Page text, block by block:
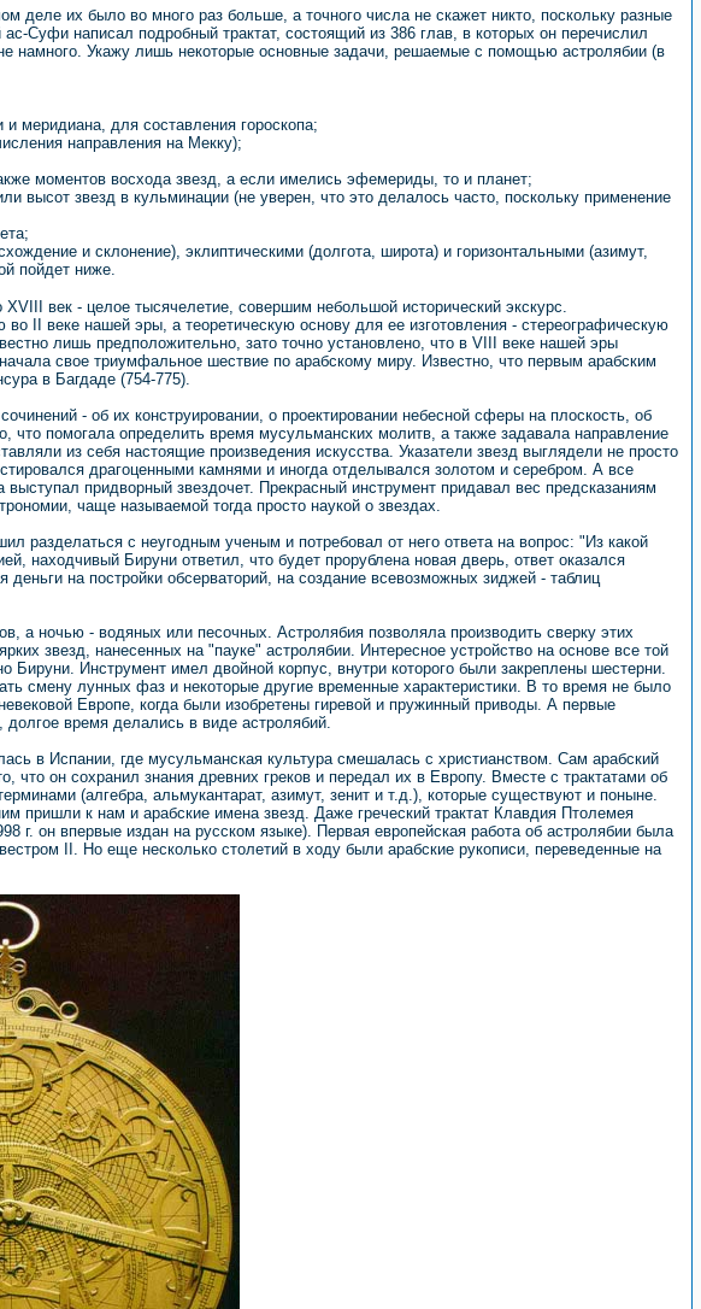
деле их было во много раз больше, а точного числа не скажет никто, поскольку разные
Суфи написал подробный трактат, состоящий из 386 глав, в которых он перечислил
намного. Укажу лишь некоторые основные задачи, решаемые с помощью астролябии (в
меридиана, для составления гороскопа;
направления на Мекку);
моментов восхода звезд, а если имелись эфемериды, то и планет;
звезд в кульминации (не уверен, что это делалось часто, поскольку применение
и склонение), эклиптическими (долгота, широта) и горизонтальными (азимут,
пойдет ниже.
век - целое тысячелетие, совершим небольшой исторический экскурс.
II веке нашей эры, а теоретическую основу для ее изготовления - стереографическую
лишь предположительно, зато точно установлено, что в VIII веке нашей эры
свое триумфальное шествие по арабскому миру. Известно, что первым арабским
в Багдаде (754-775).
- об их конструировании, о проектировании небесной сферы на плоскость, об
что помогала определить время мусульманских молитв, а также задавала направление
из себя настоящие произведения искусства. Указатели звезд выглядели не просто
драгоценными камнями и иногда отделывался золотом и серебром. А все
придворный звездочет. Прекрасный инструмент придавал вес предсказаниям
чаще называемой тогда просто наукой о звездах.
с неугодным ученым и потребовал от него ответа на вопрос: "Из какой
находчивый Бируни ответил, что будет прорублена новая дверь, ответ оказался
на постройки обсерваторий, на создание всевозможных зиджей - таблиц
а ночью - водяных или песочных. Астролябия позволяла производить сверку этих
звезд, нанесенных на "пауке" астролябии. Интересное устройство на основе все той
Бируни. Инструмент имел двойной корпус, внутри которого были закреплены шестерни.
смену лунных фаз и некоторые другие временные характеристики. В то время не было
Европе, когда были изобретены гиревой и пружинный приводы. А первые
время делались в виде астролябий.
в Испании, где мусульманская культура смешалась с христианством. Сам арабский
что он сохранил знания древних греков и передал их в Европу. Вместе с трактатами об
(алгебра, альмукантарат, азимут, зенит и т.д.), которые существуют и поныне.
пришли к нам и арабские имена звезд. Даже греческий трактат Клавдия Птолемея
г. он впервые издан на русском языке). Первая европейская работа об астролябии была
II. Но еще несколько столетий в ходу были арабские рукописи, переведенные на